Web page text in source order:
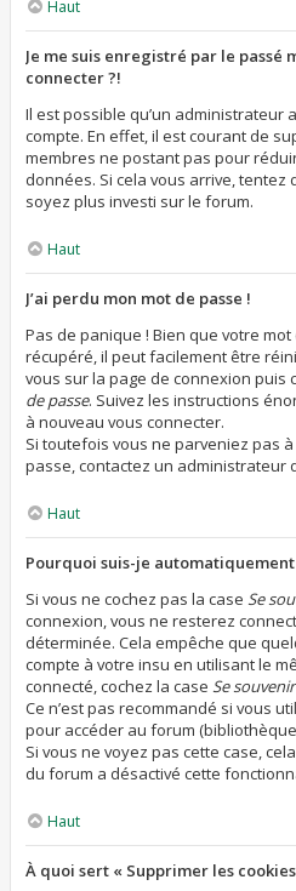
Haut
Je me suis enregistré par le passé
connecter ?!
Il est possible qu’un administrateur
compte. En effet, il est courant de
membres ne postant pas pour
données. Si cela vous arrive,
soyez plus investi sur le forum.
Haut
J’ai perdu mon mot de passe !
Pas de panique ! Bien que votre
récupéré, il peut facilement être
vous sur la page de connexion puis
de passe. Suivez les instructions
à nouveau vous connecter.
Si toutefois vous ne parveniez pas
passe, contactez un administrateur
Haut
Pourquoi suis-je
Si vous ne cochez pas la case Se
connexion, vous ne resterez
déterminée. Cela empêche que
compte à votre insu en utilisant le
connecté, cochez la case Se
Ce n’est pas recommandé si vous
pour accéder au forum
Si vous ne voyez pas cette case,
du forum a désactivé cette
Haut
À quoi sert « Supprimer les cookies